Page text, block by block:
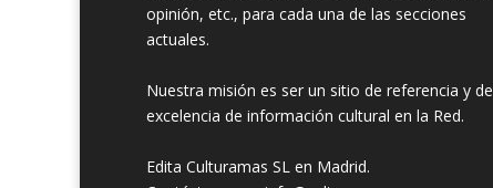
opinión, etc., para cada una de las secciones
actuales.
Nuestra misión es ser un sitio de referencia y de
excelencia de información cultural en la Red.
Edita Culturamas SL en Madrid.